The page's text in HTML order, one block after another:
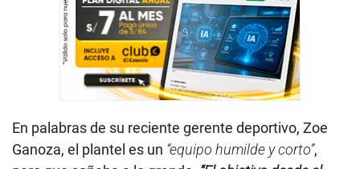
En palabras de su reciente gerente deportivo, Zoe
Ganoza, el plantel es un “equipo humilde y corto”,